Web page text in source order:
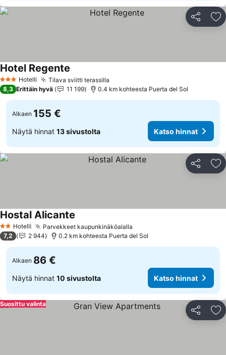
Jaa
3 Tähtiluokitus
Hotelli Tilava sviitti terassilla
Hotel Regente
8,3 Erittäin hyvä 11 199 0.4 km kohteesta Puerta del Sol
Alkaen 155 €
Näytä hinnat 13 sivustolta Katso hinnat
Jaa
2 Tähtiluokitus
Hotelli Parvekkeet kaupunkinäköalalla
Hostal Alicante
7,2 2 944 0.2 km kohteesta Puerta del Sol
Alkaen 86 €
Näytä hinnat 10 sivustolta Katso hinnat
Jaa
Suosittu valinta